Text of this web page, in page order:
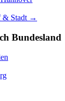
& Stadt →
Bundesland